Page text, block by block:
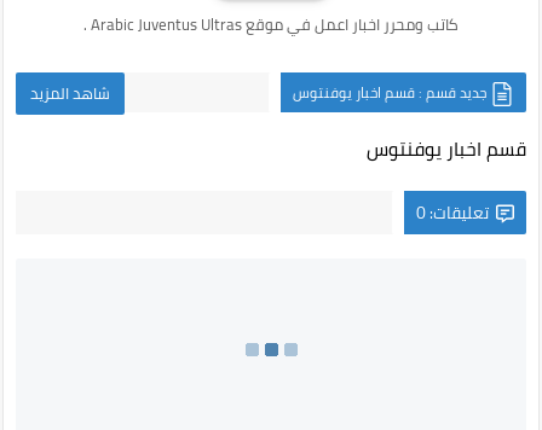
كاتب ومحرر اخبار اعمل في موقع Arabic Juventus Ultras .
جديد قسم : قسم اخبار يوفنتوس شاهد المزيد
قسم اخبار يوفنتوس
تعليقات: 0